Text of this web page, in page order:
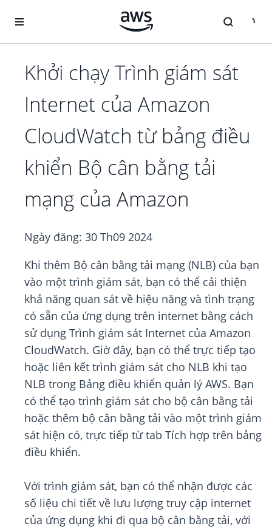
Khởi chạy Trình giám sát
Internet của Amazon
CloudWatch từ bảng điều
khiển Bộ cân bằng tải
mạng của Amazon
Ngày đăng: 30 Th09 2024
Khi thêm Bộ cân bằng tải mạng (NLB) của bạn
vào một trình giám sát, bạn có thể cải thiện
khả năng quan sát về hiệu năng và tình trạng
có sẵn của ứng dụng trên internet bằng cách
sử dụng Trình giám sát Internet của Amazon
CloudWatch. Giờ đây, bạn có thể trực tiếp tạo
hoặc liên kết trình giám sát cho NLB khi tạo
NLB trong Bảng điều khiển quản lý AWS. Bạn
có thể tạo trình giám sát cho bộ cân bằng tải
hoặc thêm bộ cân bằng tải vào một trình giám
sát hiện có, trực tiếp từ tab Tích hợp trên bảng
điều khiển.
Với trình giám sát, bạn có thể nhận được các
số liệu chi tiết về lưu lượng truy cập internet
của ứng dụng khi đi qua bộ cân bằng tải, với